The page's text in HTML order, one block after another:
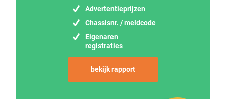
Advertentieprijzen
Chassisnr. / meldcode
Eigenaren
registraties
bekijk rapport